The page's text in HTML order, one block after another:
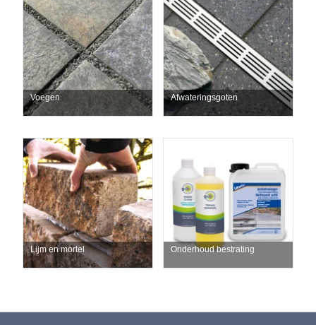
Voegen Afwateringsgoten
Lijm en mortel Onderhoud bestrating